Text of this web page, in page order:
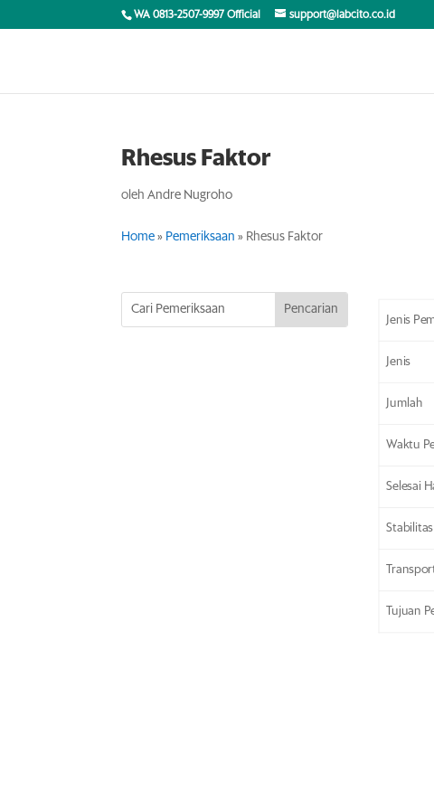
WA 0813-2507-9997 Official support@labcito.co.id
Rhesus Faktor
olehAndre Nugroho
Home » Pemeriksaan » Rhesus Faktor
Jenis
Jenis
Jumlah
Waktu
Selesai
Tujuan